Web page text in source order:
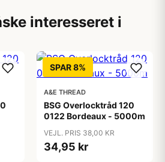
interesseret i
SPAR 8%
A&E THREAD
BSG Overlocktråd 120
0122 Bordeaux - 5000m
VEJL. PRIS 38,00 KR
34,95 kr